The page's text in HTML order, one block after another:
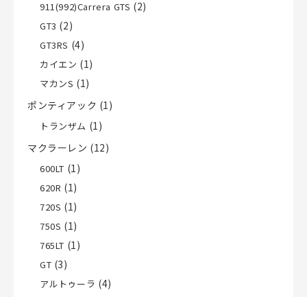
911(992)Carrera GTS (2)
GT3 (2)
GT3RS (4)
カイエン (1)
マカンS (1)
ポンティアック (1)
トランザム (1)
マクラーレン (12)
600LT (1)
620R (1)
720S (1)
750S (1)
765LT (1)
GT (3)
アルトゥーラ (4)